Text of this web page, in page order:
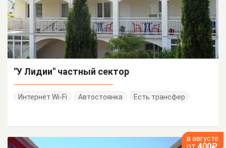
"У Лидии" частный сектор
Интернет Wi-Fi Автостоянка Есть трансфер
в августе